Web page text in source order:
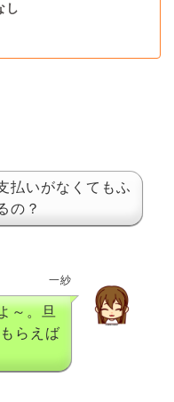
し
払いがなくてもふ
の？
一紗
～。旦
らえば